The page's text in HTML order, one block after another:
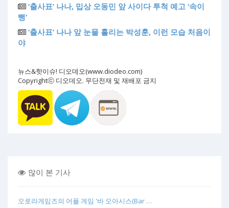
‘출사표’ 나나, 밉상 오동민 앞 사이다 투척 예고 ‘속이
뻥’
‘출사표’ 나나 앞 눈물 흘리는 박성훈, 이런 모습 처음이
야
뉴스&핫이슈! 디오데오(www.diodeo.com)
Copyrightⓒ 디오데오. 무단전재 및 재배포 금지
많이 본 기사
오로라게임즈의 어플 게임 '바 오아시스(Bar …